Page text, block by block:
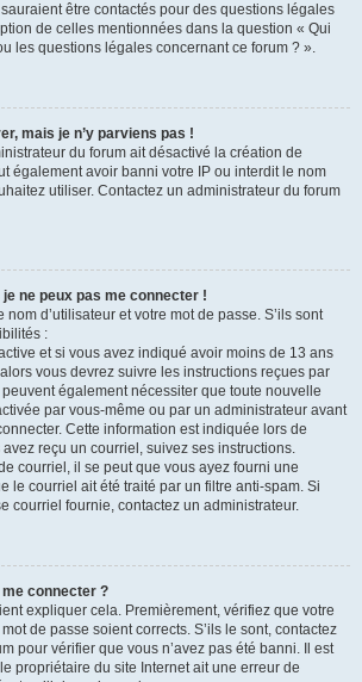
être contactés pour des questions légales
de celles mentionnées dans la question « Qui
les questions légales concernant ce forum ? ».
mais je n’y parviens pas !
du forum ait désactivé la création de
également avoir banni votre IP ou interdit le nom
utiliser. Contactez un administrateur du forum
ne peux pas me connecter !
d’utilisateur et votre mot de passe. S’ils sont
:
et si vous avez indiqué avoir moins de 13 ans
vous devrez suivre les instructions reçues par
également nécessiter que toute nouvelle
par vous-même ou par un administrateur avant
Cette information est indiquée lors de
avez reçu un courriel, suivez ses instructions.
courriel, il se peut que vous ayez fourni une
le courriel ait été traité par un filtre anti-spam. Si
courriel fournie, contactez un administrateur.
me connecter ?
expliquer cela. Premièrement, vérifiez que votre
de passe soient corrects. S’ils le sont, contactez
pour vérifier que vous n’avez pas été banni. Il est
propriétaire du site Internet ait une erreur de